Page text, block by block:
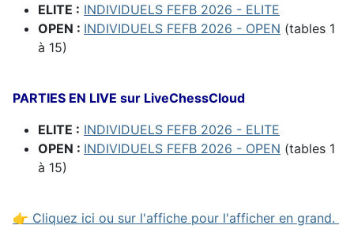
ELITE : INDIVIDUELS FEFB 2026 - ELITE
OPEN : INDIVIDUELS FEFB 2026 - OPEN (tables 1
à 15)
PARTIES EN LIVE sur LiveChessCloud
ELITE : INDIVIDUELS FEFB 2026 - ELITE
OPEN : INDIVIDUELS FEFB 2026 - OPEN (tables 1
à 15)
👉 Cliquez ici ou sur l'affiche pour l'afficher en grand.